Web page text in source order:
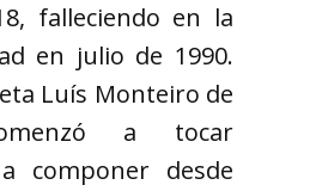
falleciendo en la
en julio de 1990.
Luís Monteiro de
a tocar
componer desde